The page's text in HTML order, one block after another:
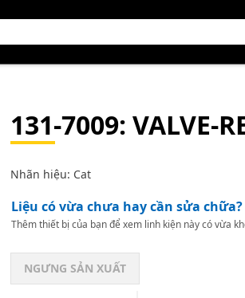
131-7009: VALVE-
Nhãn hiệu: Cat
Liệu có vừa chưa hay cần sửa chữa?
Thêm thiết bị của bạn để xem linh kiện này có vừa
NGƯNG SẢN XUẤT